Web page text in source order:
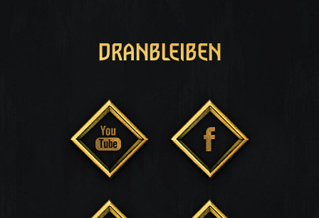
DRANBLEIBEN